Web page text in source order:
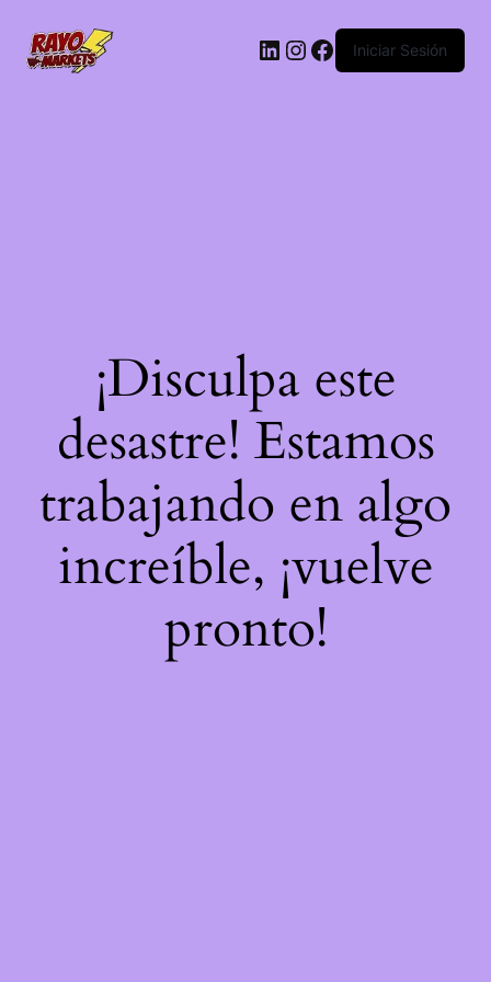
LinkedIn
Instagram
Facebook
Iniciar Sesión
¡Disculpa este
desastre! Estamos
trabajando en algo
increíble, ¡vuelve
pronto!